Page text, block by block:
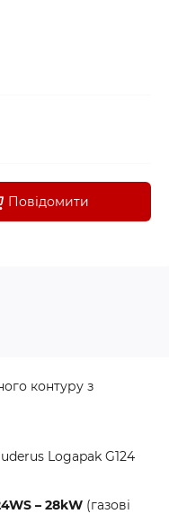
Повідомити
контуру з
Logapak G124
– 28kW (газові